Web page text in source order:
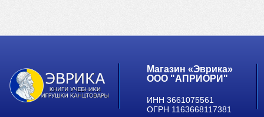
Магазин «Эврика»
ООО "АПРИОРИ"
ИНН 3661075561
ОГРН 1163668117381